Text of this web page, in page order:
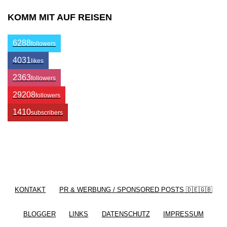
KOMM MIT AUF REISEN
6288followers
4031 likes
2363followers
29208followers
1410subscribers
KONTAKT PR & WERBUNG / SPONSORED POSTS 🇩🇪🇬🇧
BLOGGER LINKS DATENSCHUTZ IMPRESSUM